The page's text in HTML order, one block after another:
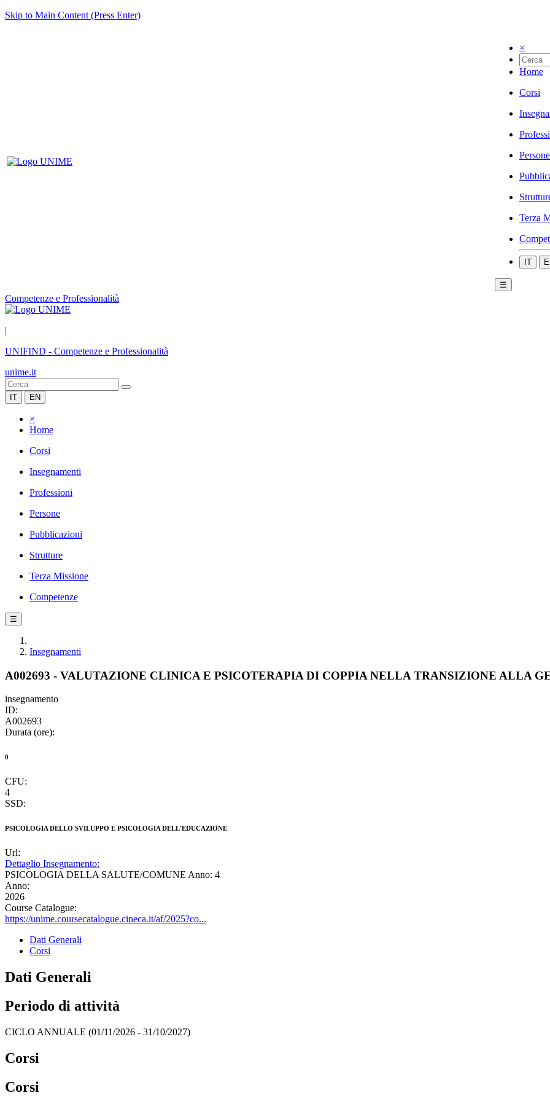
Skip to Main Content (Press Enter)
×
Home
Corsi
Persone
Terza
IT
☰
Competenze e Professionalità
|
UNIFIND - Competenze e Professionalità
unime.it
IT EN
×
Home
Corsi
Insegnamenti
Professioni
Persone
Pubblicazioni
Strutture
Terza Missione
Competenze
☰
Insegnamenti
A002693 - VALUTAZIONE CLINICA E PSICOTERAPIA DI COPPIA NELLA TRANSIZIONE ALLA
insegnamento
ID:
A002693
Durata (ore):
0
CFU:
4
SSD:
PSICOLOGIA DELLO SVILUPPO E PSICOLOGIA DELL'EDUCAZIONE
Url:
Dettaglio Insegnamento:
PSICOLOGIA DELLA SALUTE/COMUNE Anno: 4
Anno:
2026
Course Catalogue:
https://unime.coursecatalogue.cineca.it/af/2025?co...
Dati Generali
Corsi
Dati Generali
Periodo di attività
CICLO ANNUALE (01/11/2026 - 31/10/2027)
Corsi
Corsi